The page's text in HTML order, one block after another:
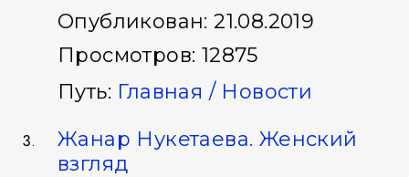
Опубликован: 21.08.2019
Просмотров: 12875
Путь: Главная / Новости
Жанар Нукетаева. Женский
взгляд